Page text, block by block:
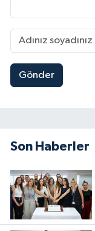
Gönder
Son Haberler